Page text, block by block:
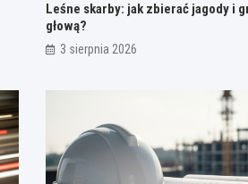
Leśne skarby: jak zbierać jagody i
głową?
3 sierpnia 2026